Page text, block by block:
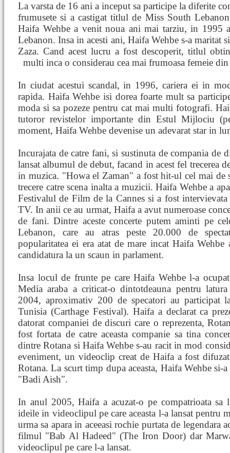
La varsta de 16 ani a inceput sa participe la diferite
frumusete si a castigat titlul de Miss South
Haifa Wehbe a venit noua ani mai tarziu, in 1995
Lebanon. Insa in acesti ani, Haifa Wehbe s-a maritat
Zaza. Cand acest lucru a fost descoperit, titlul
multi inca o considerau cea mai frumoasa femeie
In ciudat acestui scandal, in 1996, cariera ei in
rapida. Haifa Wehbe isi dorea foarte mult sa
moda si sa pozeze pentru cat mai multi fotografi.
tutoror revistelor importante din Estul Mijlociu
moment, Haifa Wehbe devenise un adevarat star in
Incurajata de catre fani, si sustinuta de compania de
lansat albumul de debut, facand in acest fel trecerea
in muzica. "Howa el Zaman" a fost hit-ul cel mai de
trecere catre scena inalta a muzicii. Haifa Wehbe a
Festivalul de Film de la Cannes si a fost
TV. In anii ce au urmat, Haifa a avut numeroase
de fani. Dintre aceste concerte putem aminti pe
Lebanon, care au atras peste 20.000 de
popularitatea ei era atat de mare incat Haifa
candidatura la un scaun in parlament.
Insa locul de frunte pe care Haifa Wehbe l-a
Media araba a criticat-o dintotdeauna pentru
2004, aproximativ 200 de specatori au participat
Tunisia (Carthage Festival). Haifa a declarat ca
datorat companiei de discuri care o reprezenta,
fost fortata de catre aceasta companie sa tina
dintre Rotana si Haifa Wehbe s-au racit in mod
eveniment, un videoclip creat de Haifa a fost
Rotana. La scurt timp dupa aceasta, Haifa Wehbe si-
"Badi Aish".
In anul 2005, Haifa a acuzat-o pe compatrioata
ideile in videoclipul pe care aceasta l-a lansat pentru
urma sa apara in aceeasi rochie purtata de legendara
filmul "Bab Al Hadeed" (The Iron Door) dar
videoclipul pe care l-a lansat.